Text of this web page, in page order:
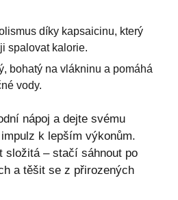
díky kapsaicinu, který
spalovat kalorie.
bohatý na vlákninu a pomáhá
vody.
nápoj a dejte svému
k lepším výkonům.
složitá – stačí sáhnout po
a těšit se z přirozených